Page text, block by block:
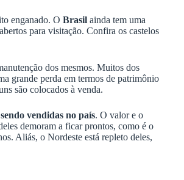
enganado. O Brasil ainda tem uma
para visitação. Confira os castelos
dos mesmos. Muitos dos
grande perda em termos de patrimônio
são colocados à venda.
vendidas no país. O valor e o
demoram a ficar prontos, como é o
Aliás, o Nordeste está repleto deles,